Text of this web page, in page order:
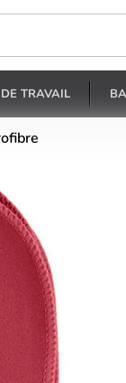
TRAVAIL